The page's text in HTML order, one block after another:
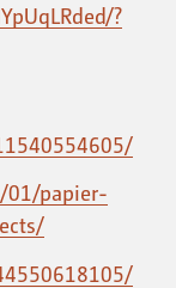
?
01/papier-